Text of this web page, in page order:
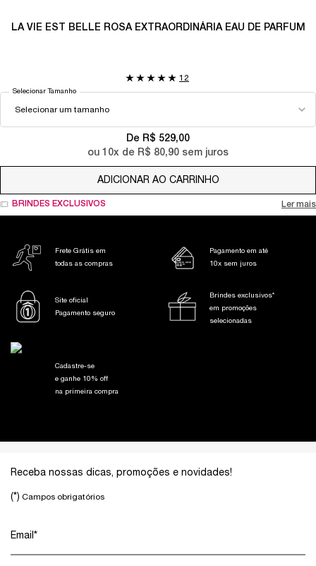
LA VIE EST BELLE ROSA EXTRAORDINÁRIA EAU DE PARFUM
12
Selecionar Tamanho
De R$ 529,00
ou 10x de R$ 80,90 sem juros
ADICIONAR AO CARRINHO
BRINDES EXCLUSIVOS Ler mais
Frete Grátis em
todas as compras
Pagamento em até
10x sem juros
Site oficial
Pagamento seguro
Brindes exclusivos*
em promoções
selecionadas
Cadastre-se
e ganhe 10% off
na primeira compra
Receba nossas dicas, promoções e novidades!
(*) Campos obrigatórios
Email *